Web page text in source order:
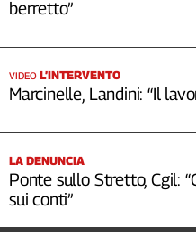
berretto”
VIDEO L’INTERVENTO
Marcinelle, Landini: “Il
LA DENUNCIA
Ponte sullo Stretto, Cgil:
sui conti”